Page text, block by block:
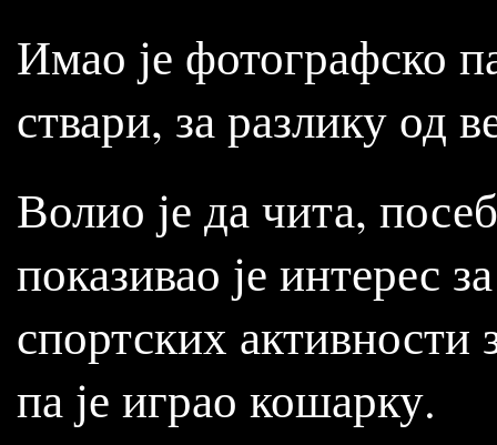
Имао је фотографско
ствари, за разлику од
Волио је да чита,
показивао је интерес
спортских активности
па је играо кошарку.